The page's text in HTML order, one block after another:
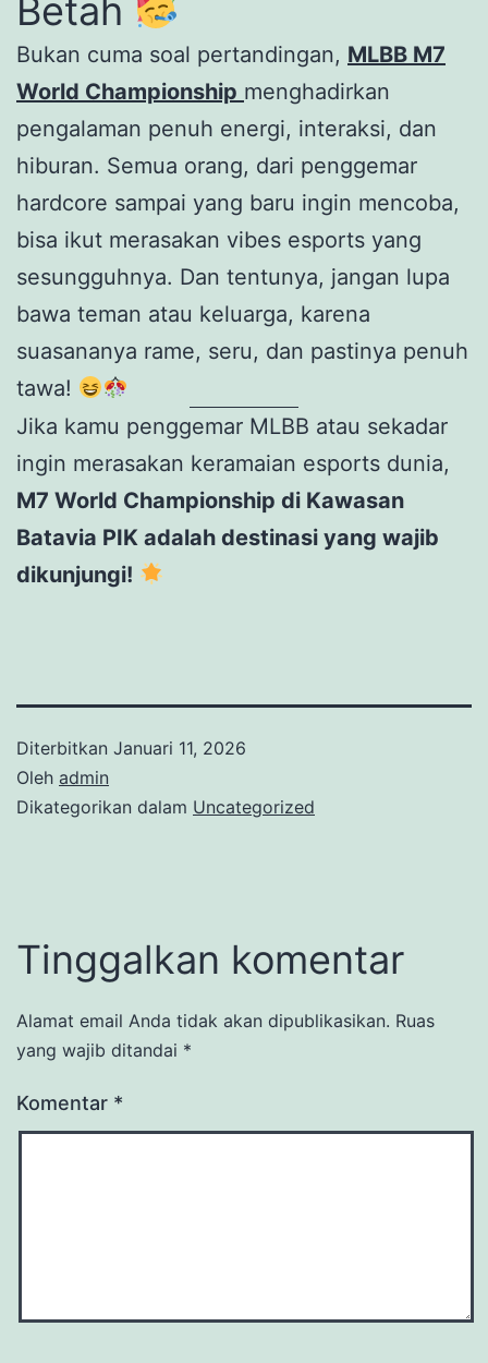
Betah
Bukan cuma soal pertandingan, MLBB M7
World Championship menghadirkan
pengalaman penuh energi, interaksi, dan
hiburan. Semua orang, dari penggemar
hardcore sampai yang baru ingin mencoba,
bisa ikut merasakan vibes esports yang
sesungguhnya. Dan tentunya, jangan lupa
bawa teman atau keluarga, karena
suasananya rame, seru, dan pastinya penuh
tawa!
Jika kamu penggemar MLBB atau sekadar
ingin merasakan keramaian esports dunia,
M7 World Championship di Kawasan
Batavia PIK adalah destinasi yang wajib
dikunjungi!
Diterbitkan Januari 11, 2026
Oleh admin
Dikategorikan dalam Uncategorized
Tinggalkan komentar
Alamat email Anda tidak akan dipublikasikan. Ruas
yang wajib ditandai *
Komentar *